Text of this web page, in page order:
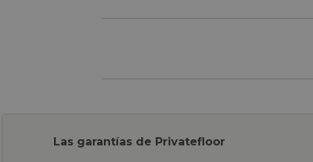
Las garantías de Privatefloor